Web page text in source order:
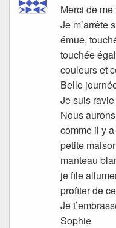
Merci de
Je m’arrête
émue,
touchée
couleurs et
Belle
Je suis
Nous
comme il y
petite
manteau
je file
profiter de
Je
Sophie